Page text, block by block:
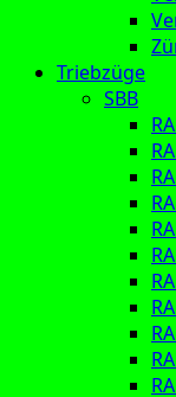
Triebzüge
SBB